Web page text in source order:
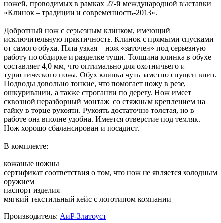
ножей, проводимых в рамках 27-й международной выставки
«Клинок – традиции и современность-2013».
Добротный нож с серьезным клинком, имеющий
исключительную практичность. Клинок с прямыми спусками
от самого обуха. Пята узкая – нож «заточен» под серьезную
работу по обдирке и разделке туши. Толщина клинка в обухе
составляет 4,0 мм, что оптимально для охотничьего и
туристического ножа. Обух клинка чуть заметно спущен вниз.
Подводы довольно тонкие, что помогает ножу в резе,
ошкуривании, а также строгании по дереву. Нож имеет
сквозной неразборный монтаж, со стяжным креплением на
гайку в торце рукояти. Рукоять достаточно толстая, но в
работе она вполне удобна. Имеется отверстие под темляк.
Нож хорошо сбалансирован и посадист.
В комплекте:
кожаные ножны
сертификат соответствия о том, что нож не является холодным
оружием
паспорт изделия
мягкий текстильный кейс с логотипом компании
Производитель: АиР-Златоуст